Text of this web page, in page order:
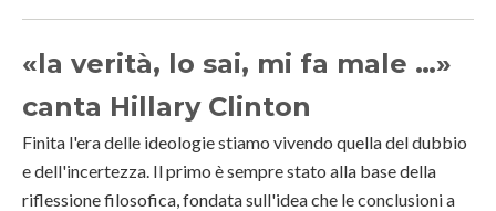
«la verità, lo sai, mi fa male …»
canta Hillary Clinton
Finita l'era delle ideologie stiamo vivendo quella del dubbio
e dell'incertezza. Il primo è sempre stato alla base della
riflessione filosofica, fondata sull'idea che le conclusioni a